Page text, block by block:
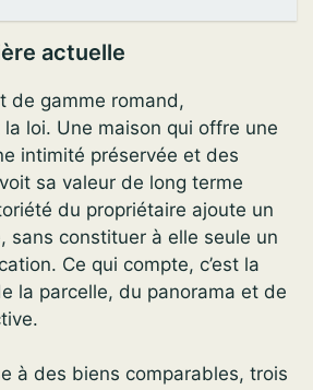
actuelle
de gamme romand,
la loi. Une maison qui offre une
intimité préservée et des
sa valeur de long terme
du propriétaire ajoute un
sans constituer à elle seule un
Ce qui compte, c’est la
la parcelle, du panorama et de
à des biens comparables, trois